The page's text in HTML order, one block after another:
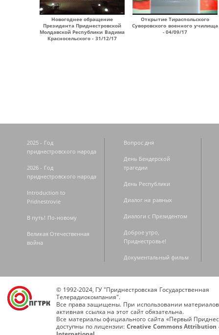
Новогоднее обращение
Президента Приднестровской
Молдавской Республики Вадима
Красносельского - 31/12/17
Открытие Тираспольского
Суворовского военного училища
- 04/09/17
2025 - Год
приднестровского народа
2026 - Год
приднестровского народа
Introduction to
Pridnestrovie
В путь! По-новому
Великая Отечественная
война
Вопрос дня
День Бендерской
трагедии
День Республики
Диалог на равных
Диалоги с Президентом
Доброе утро,
Приднестровье!
Документальный фильм
© 1992-2024, ГУ "Приднестровская Государственная
Телерадиокомпания".
Все права защищены. При использовании
активная ссылка на этот сайт обязательна.
Все материалы официального сайта «Первый
доступны по лицензии: Creative Commons Attribution